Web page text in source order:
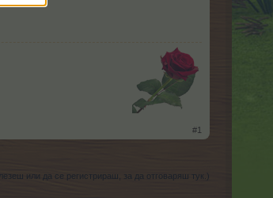
#1
или да се регистрираш, за да отговаряш тук.)